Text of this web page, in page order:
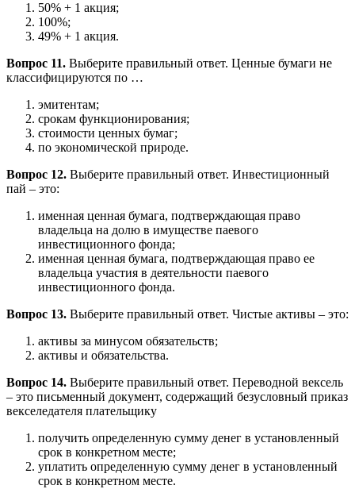
50% + 1 акция;
100%;
49% + 1 акция.
Вопрос 11. Выберите правильный ответ. Ценные бумаги не
классифицируются по …
эмитентам;
срокам функционирования;
стоимости ценных бумаг;
по экономической природе.
Вопрос 12. Выберите правильный ответ. Инвестиционный
пай – это:
именная ценная бумага, подтверждающая право
владельца на долю в имуществе паевого
инвестиционного фонда;
именная ценная бумага, подтверждающая право ее
владельца участия в деятельности паевого
инвестиционного фонда.
Вопрос 13. Выберите правильный ответ. Чистые активы – это:
активы за минусом обязательств;
активы и обязательства.
Вопрос 14. Выберите правильный ответ. Переводной вексель
– это письменный документ, содержащий безусловный приказ
векселедателя плательщику
получить определенную сумму денег в установленный
срок в конкретном месте;
уплатить определенную сумму денег в установленный
срок в конкретном месте.